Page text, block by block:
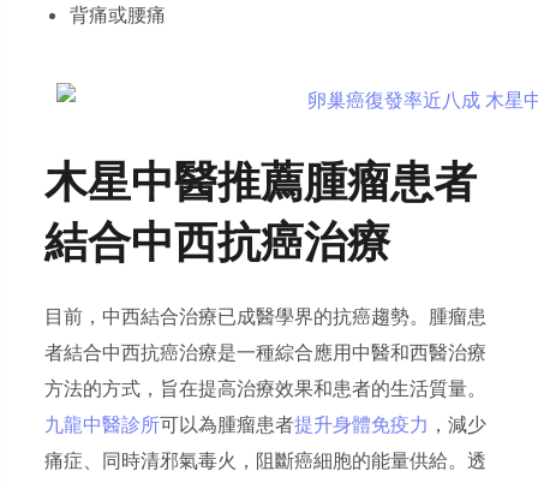
背痛或腰痛
木星中醫推薦腫瘤患者
結合中西抗癌治療
目前，中西結合治療已成醫學界的抗癌趨勢。腫瘤患
者結合中西抗癌治療是一種綜合應用中醫和西醫治療
方法的方式，旨在提高治療效果和患者的生活質量。
九龍中醫診所可以為腫瘤患者提升身體免疫力 ，減少
痛症、同時清邪氣毒火，阻斷癌細胞的能量供給。透